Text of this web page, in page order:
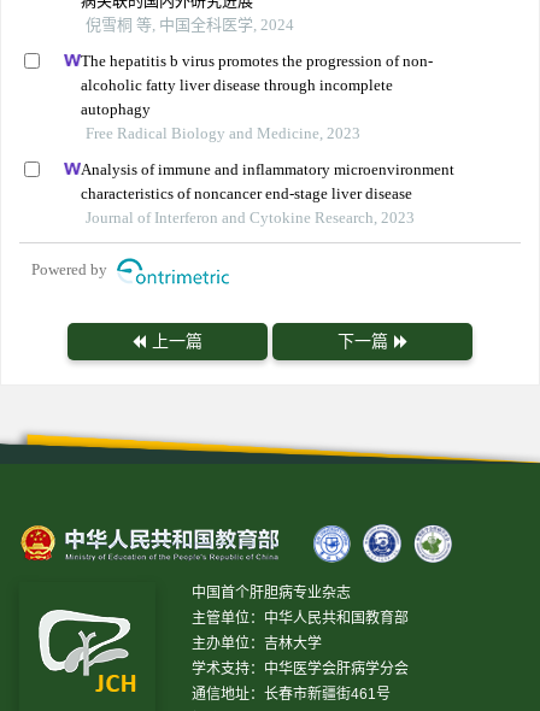
倪雪桐 等, 中国全科医学, 2024
The hepatitis b virus promotes the progression of non-
alcoholic fatty liver disease through incomplete
autophagy
Free Radical Biology and Medicine, 2023
Analysis of immune and inflammatory microenvironment
characteristics of noncancer end-stage liver disease
Journal of Interferon and Cytokine Research, 2023
Powered by
上一篇 下一篇
中国首个肝胆病专业杂志
主管单位：中华人民共和国教育部
主办单位：吉林大学
学术支持：中华医学会肝病学分会
通信地址：长春市新疆街461号